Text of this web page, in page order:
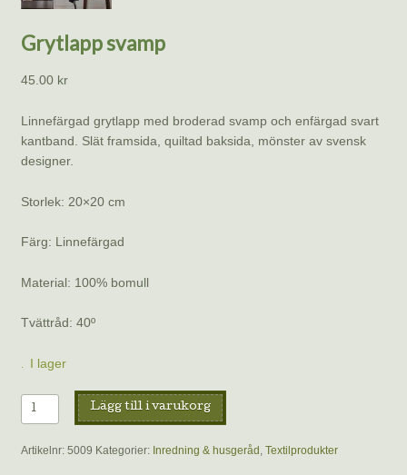
Grytlapp svamp
45.00 kr
Linnefärgad grytlapp med broderad svamp och enfärgad svart
kantband. Slät framsida, quiltad baksida, mönster av svensk
designer.
Storlek: 20×20 cm
Färg: Linnefärgad
Material: 100% bomull
Tvättråd: 40º
I lager
Grytlapp
svamp
mängd
Lägg till i varukorg
Artikelnr: 5009 Kategorier: Inredning & husgeråd Textilprodukter